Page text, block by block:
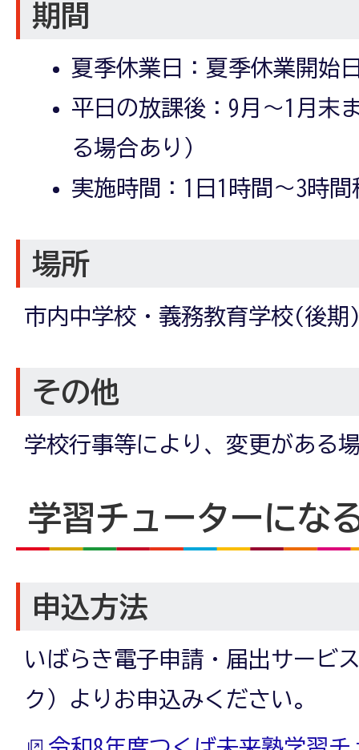
期間
夏季休業日：夏季休業開始
平日の放課後：9月～1月末
る場合あり）
実施時間：1日1時間～3時間
場所
市内中学校・義務教育学校(後期
その他
学校行事等により、変更がある
学習チューターにな
申込方法
いばらき電子申請・届出サービ
ク）よりお申込みください。